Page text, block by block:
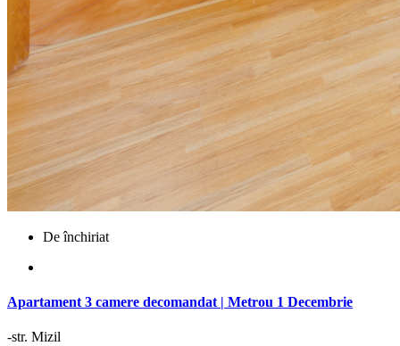
De închiriat
Apartament 3 camere decomandat | Metrou 1 Decembrie
-str. Mizil